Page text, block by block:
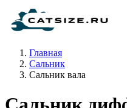
Главная
Сальник
Сальник вала